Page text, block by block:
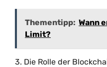
Thementipp: Wann
Limit?
3. Die Rolle der